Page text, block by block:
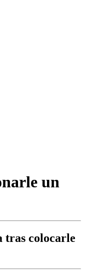
un
tras colocarle